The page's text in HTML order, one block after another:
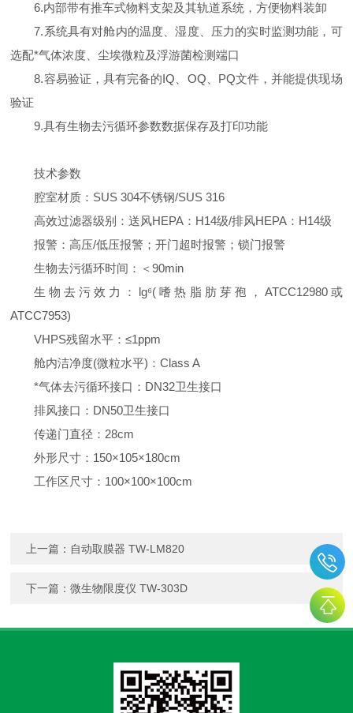
6.内部带有推车式物料支架及其轨道系统，方便物料装卸
7.系统具有对舱内的温度、湿度、压力的实时监测功能，可
选配*气体浓度、尘埃微粒及浮游菌检测端口
8.容易验证，具有完备的IQ、OQ、PQ文件，并能提供现场
验证
9.具有生物去污循环参数数据保存及打印功能
技术参数
腔室材质：SUS 304不锈钢/SUS 316
高效过滤器级别：送风HEPA：H14级/排风HEPA：H14级
报警：高压/低压报警；开门超时报警；锁门报警
生物去污循环时间：＜90min
生物去污效力：lg⁶(嗜热脂肪芽孢，ATCC12980或
ATCC7953)
VHPS残留水平：≤1ppm
舱内洁净度(微粒水平)：Class A
*气体去污循环接口：DN32卫生接口
排风接口：DN50卫生接口
传递门直径：28cm
外形尺寸：150×105×180cm
工作区尺寸：100×100×100cm
上一篇： 自动取膜器 TW-LM820
下一篇：微生物限度仪 TW-303D